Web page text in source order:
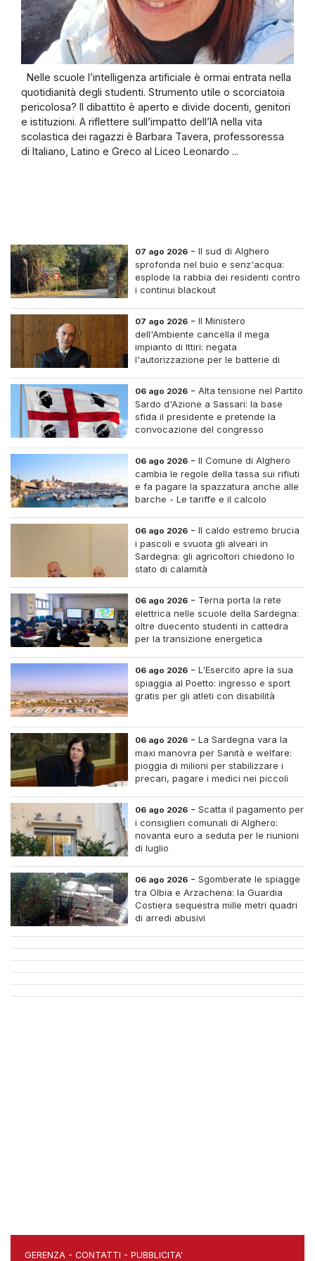
Nelle scuole l’intelligenza artificiale è ormai entrata nella
quotidianità degli studenti. Strumento utile o scorciatoia
pericolosa? Il dibattito è aperto e divide docenti, genitori
e istituzioni. A riflettere sull’impatto dell’IA nella vita
scolastica dei ragazzi è Barbara Tavera, professoressa
di Italiano, Latino e Greco al Liceo Leonardo ...
07 ago 2026 -Il sud di Alghero
sprofonda nel buio e senz'acqua:
esplode la rabbia dei residenti contro
i continui blackout
07 ago 2026 -Il Ministero
dell'Ambiente cancella il mega
impianto di Ittiri: negata
l'autorizzazione per le batterie di
06 ago 2026 -Alta tensione nel Partito
Sardo d'Azione a Sassari: la base
sfida il presidente e pretende la
convocazione del congresso
06 ago 2026 -Il Comune di Alghero
cambia le regole della tassa sui rifiuti
e fa pagare la spazzatura anche alle
barche - Le tariffe e il calcolo
06 ago 2026 -Il caldo estremo brucia
i pascoli e svuota gli alveari in
Sardegna: gli agricoltori chiedono lo
stato di calamità
06 ago 2026 - Terna porta la rete
elettrica nelle scuole della Sardegna:
oltre duecento studenti in cattedra
per la transizione energetica
06 ago 2026 -L'Esercito apre la sua
spiaggia al Poetto: ingresso e sport
gratis per gli atleti con disabilità
06 ago 2026 -La Sardegna vara la
maxi manovra per Sanità e welfare:
pioggia di milioni per stabilizzare i
precari, pagare i medici nei piccoli
06 ago 2026 -Scatta il pagamento per
i consiglieri comunali di Alghero:
novanta euro a seduta per le riunioni
di luglio
06 ago 2026 -Sgomberate le spiagge
tra Olbia e Arzachena: la Guardia
Costiera sequestra mille metri quadri
di arredi abusivi
GERENZA - CONTATTI - PUBBLICITA'